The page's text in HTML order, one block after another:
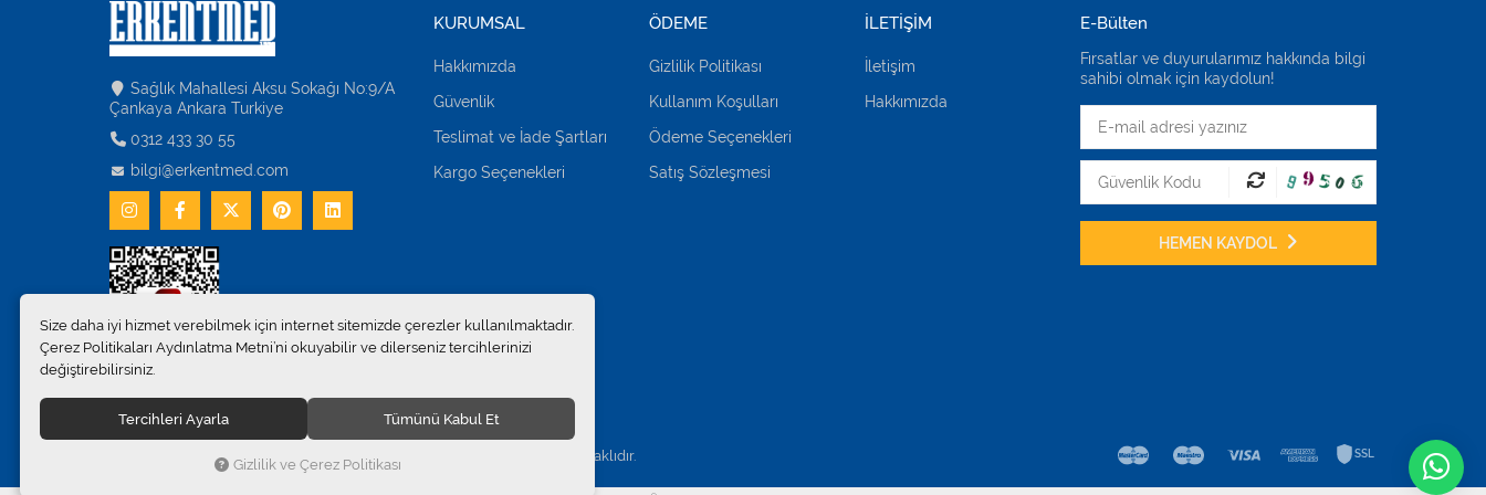
Sağlık Mahallesi Aksu Sokağı No:9/A
Çankaya Ankara Turkiye
0312 433 30 55
bilgi@erkentmed.com
E-Bülten
Fırsatlar ve duyurularımız hakkında bilgi
sahibi olmak için kaydolun!
HEMEN KAYDOL
KURUMSAL
Hakkımızda
Güvenlik
Teslimat ve İade Şartları
Kargo Seçenekleri
ÖDEME
Gizlilik Politikası
Kullanım Koşulları
Ödeme Seçenekleri
Satış Sözleşmesi
İLETİŞİM
İletişim
Hakkımızda
Erkent Sağlık Ürünleri Pazarlama San.ve Tic. Ltd.Şti. . Tüm hakları saklıdır.
Size daha iyi hizmet verebilmek için internet sitemizde çerezler kullanılmaktadır.
Çerez Politikaları Aydınlatma Metni’ni okuyabilir ve dilerseniz tercihlerinizi
değiştirebilirsiniz.
Tercihleri Ayarla Tümünü Kabul Et
Gizlilik ve Çerez Politikası